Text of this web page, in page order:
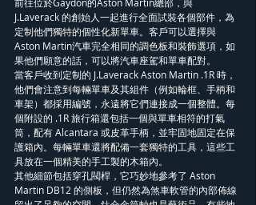
前往位於Gaydon的Aston Martin總部，與
J.Laverack 的創始人一起進行全面試裝各個部件，為
定制他們獨特的個性化新單車。客戶可以選擇與
Aston Martin汽車完全相同的調色板和裝飾選項，如
果他們願意的話，可以將汽車座駕和單車配對。
當客戶收到定制的 J.Laverack Aston Martin .1R 時，
他們會注意到每輛單車及其組件（例如輪框、手柄和
車架）都採用編號，永遠將它們連接成一個整體。每
個附設的 .1R 旅行箱還包括一個與單車相符的打氣
筒，配有 Alcantara 或皮革手柄，並牢固地固定在保
護箱內。每輛單車還將配備一套獨特的工具，這些工
具放在一個精美的手工製的木箱內。
其他細節包括穿孔閥桿，它巧妙地參考了 Aston
Martin DB12 的側板，但仍然為煞車軟管的內部佈線